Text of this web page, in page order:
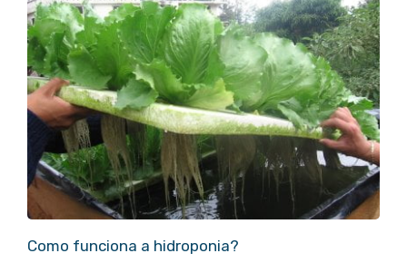
Como funciona a hidroponia?